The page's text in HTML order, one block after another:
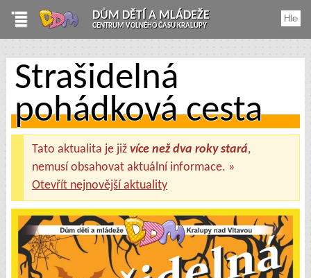
DŮM DĚTÍ A MLÁDEŽE
CENTRUM VOLNÉHO ČASU KRALUPY
Strašidelná
pohádková cesta
Tato aktualita je již více než dva roky stará,
nemusí obsahovat aktuální informace. »
Otevřít nejnovější aktuality